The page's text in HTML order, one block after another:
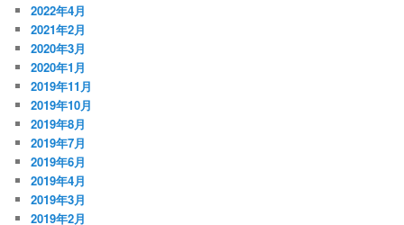
2022年4月
2021年2月
2020年3月
2020年1月
2019年11月
2019年10月
2019年8月
2019年7月
2019年6月
2019年4月
2019年3月
2019年2月